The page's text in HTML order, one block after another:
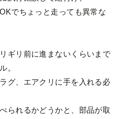
でちょっと走っても異常な
ギリ前に進まないくらいまで
。
グ、エアクリに手を入れる必
られるかどうかと、部品が取